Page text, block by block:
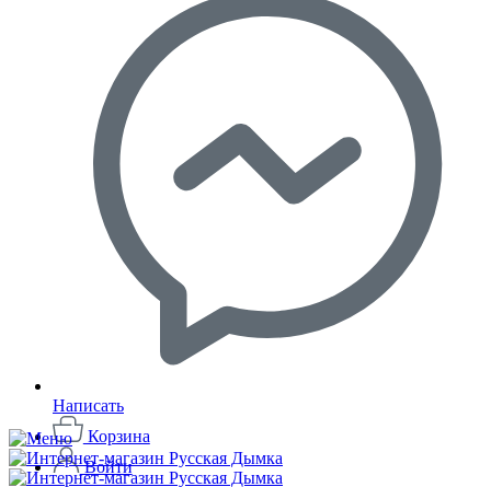
Написать
Корзина
Войти